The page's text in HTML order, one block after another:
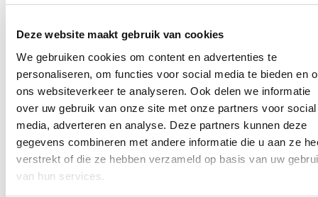
Deze website maakt gebruik van cookies
We gebruiken cookies om content en advertenties te
personaliseren, om functies voor social media te bieden en
ons websiteverkeer te analyseren. Ook delen we informatie
over uw gebruik van onze site met onze partners voor social
media, adverteren en analyse. Deze partners kunnen deze
gegevens combineren met andere informatie die u aan ze
verstrekt of die ze hebben verzameld op basis van uw
van hun services.
Duurzame cementindustrie - Circulariteit
24/04/24
De cementindustrie is een kleine maar vooral voor de bouw
belangrijke sector in onze regio, met ondernemingen in onder andere
Antwerpen en Gent.
Lees meer
BrusselIndustrieInnovatie